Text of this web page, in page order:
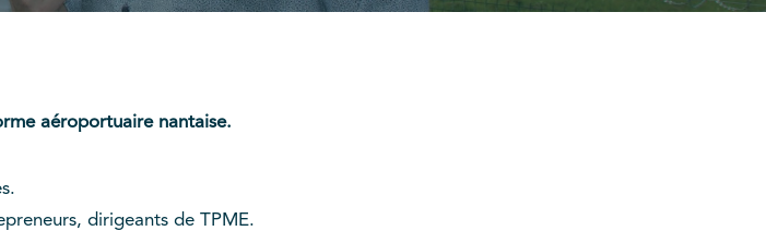
aéroportuaire nantaise.
dirigeants de TPME.